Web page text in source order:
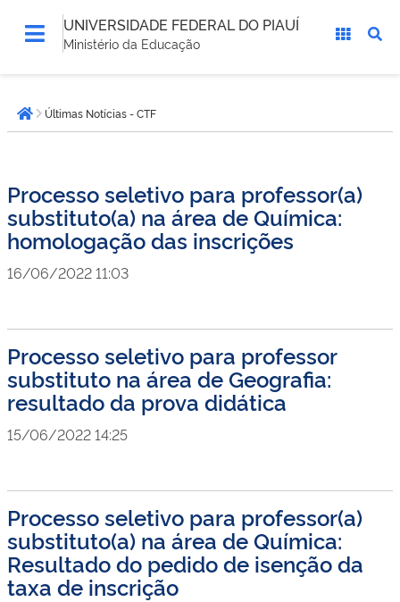
UNIVERSIDADE FEDERAL DO PIAUÍ
Ministério da Educação
está
aqui:Página inicial
Últimas Notícias - CTF
Processo seletivo para professor(a)
substituto(a) na área de Química:
homologação das inscrições
16/06/2022 11:03
Processo seletivo para professor
substituto na área de Geografia:
resultado da prova didática
15/06/2022 14:25
Processo seletivo para professor(a)
substituto(a) na área de Química:
Resultado do pedido de isenção da
taxa de inscrição